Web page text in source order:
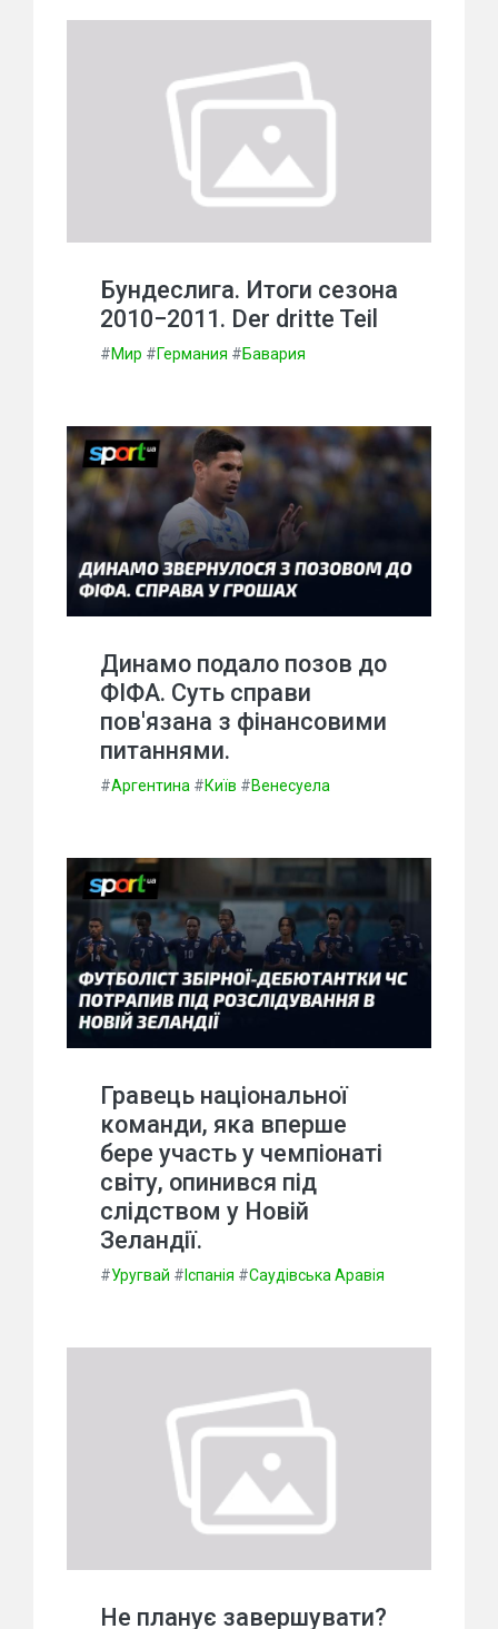
Бундеслига. Итоги сезона
2010−2011. Der dritte Teil
#Мир #Германия #Бавария
Динамо подало позов до
ФІФА. Суть справи
пов'язана з фінансовими
питаннями.
#Аргентина #Київ #Венесуела
Гравець національної
команди, яка вперше
бере участь у чемпіонаті
світу, опинився під
слідством у Новій
Зеландії.
#Уругвай # Іспанія #Саудівська Аравія
Не планує завершувати?